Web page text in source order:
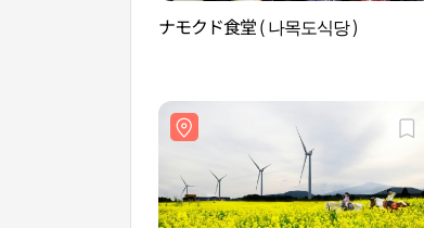
ナモクド食堂 ( 나목도식당 )